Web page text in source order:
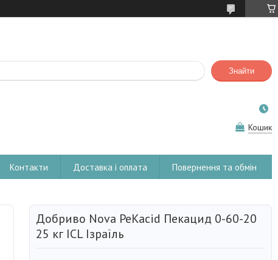
Знайти
Кошик
Контакти Доставка і оплата Повернення та обмін
Добриво Nova PeKacid Пекацид 0-60-20
25 кг ICL Ізраїль